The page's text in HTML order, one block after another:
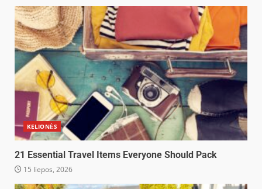
KELIONĖS
21 Essential Travel Items Everyone Should Pack
15 liepos, 2026